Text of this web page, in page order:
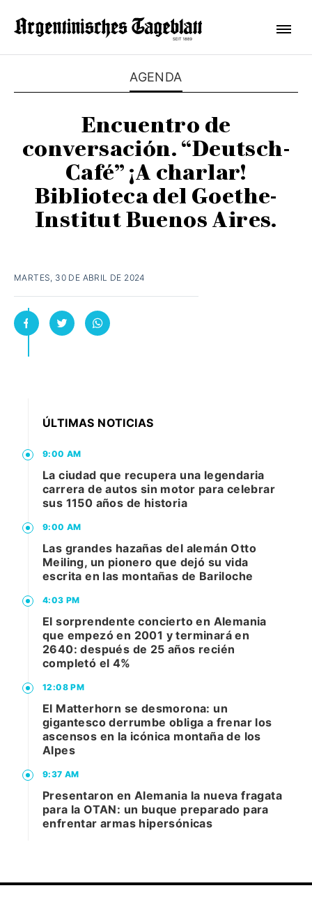
AGENDA
Encuentro de
conversación. “Deutsch-
Café” ¡A charlar!
Biblioteca del Goethe-
Institut Buenos Aires.
MARTES, 30 DE ABRIL DE 2024
ÚLTIMAS NOTICIAS
9:00 AM
La ciudad que recupera una legendaria
carrera de autos sin motor para celebrar
sus 1150 años de historia
9:00 AM
Las grandes hazañas del alemán Otto
Meiling, un pionero que dejó su vida
escrita en las montañas de Bariloche
4:03 PM
El sorprendente concierto en Alemania
que empezó en 2001 y terminará en
2640: después de 25 años recién
completó el 4%
12:08 PM
El Matterhorn se desmorona: un
gigantesco derrumbe obliga a frenar los
ascensos en la icónica montaña de los
Alpes
9:37 AM
Presentaron en Alemania la nueva fragata
para la OTAN: un buque preparado para
enfrentar armas hipersónicas